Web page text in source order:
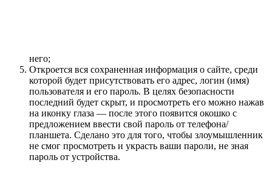
него;
Откроется вся сохраненная информация о сайте, среди
которой будет присутствовать его адрес, логин (имя)
пользователя и его пароль. В целях безопасности
последний будет скрыт, и просмотреть его можно нажав
на иконку глаза — после этого появится окошко с
предложением ввести свой пароль от телефона/
планшета. Сделано это для того, чтобы злоумышленник
не смог просмотреть и украсть ваши пароли, не зная
пароль от устройства.